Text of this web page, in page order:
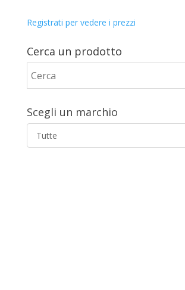
Registrati per vedere i prezzi
Cerca un prodotto
Scegli un marchio
Tutte